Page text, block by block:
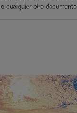
cualquier otro